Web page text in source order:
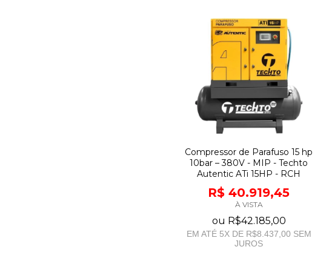
Compressor de Parafuso 15 hp
10bar – 380V - MIP - Techto
Autentic ATi 15HP - RCH
R$ 40.919,45
À VISTA
ou R$42.185,00
EM ATÉ 5X DE R$8.437,00 SEM
JUROS